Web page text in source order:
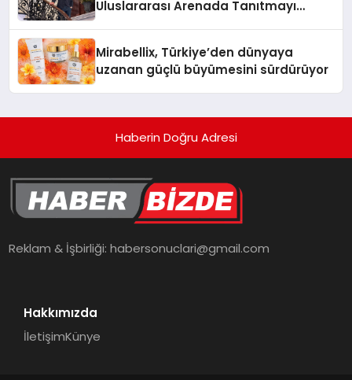
Uluslararası Arenada Tanıtmayı
Mirabellix, Türkiye’den dünyaya
uzanan güçlü büyümesini sürdürüyor
Haberin Doğru Adresi
Reklam & İşbirliği:habersonuclari@gmail.com
Hakkımızda
İletişimKünye